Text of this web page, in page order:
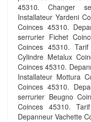
45310. Changer
Installateur Yardeni
Coinces 45310.
serrurier Fichet
Coinces 45310.
Cylindre Metalux
Coinces 45310.
Installateur Mottura
Coinces 45310.
serrurier Beugno
Coinces 45310.
Depanneur Vachette